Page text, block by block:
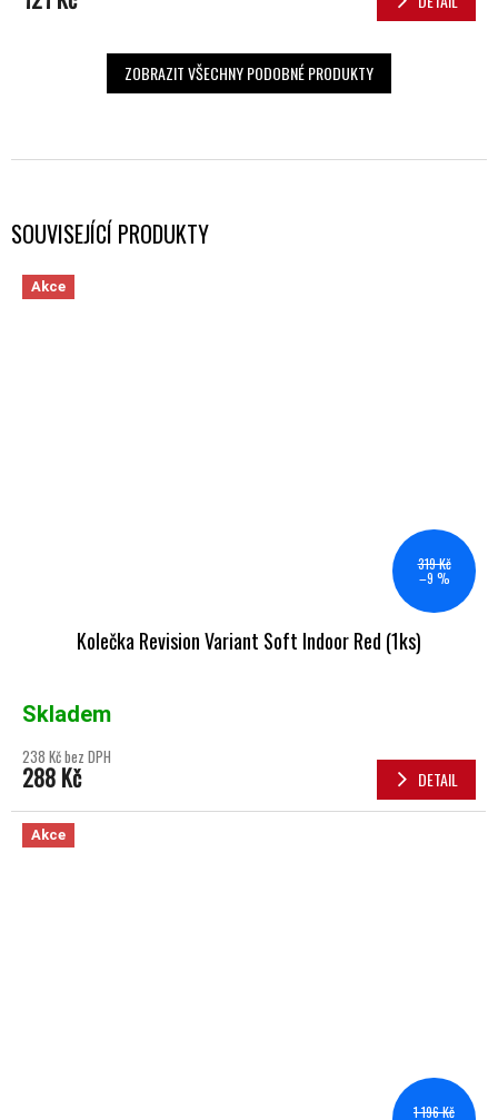
SOUVISEJÍCÍ PRODUKTY
Akce
319 Kč
–9 %
Kolečka Revision Variant Soft Indoor Red (1ks)
Skladem
238 Kč bez DPH
288 Kč DETAIL
Akce
1 196 Kč
ZOBRAZIT VŠECHNY PODOBNÉ PRODUKTY